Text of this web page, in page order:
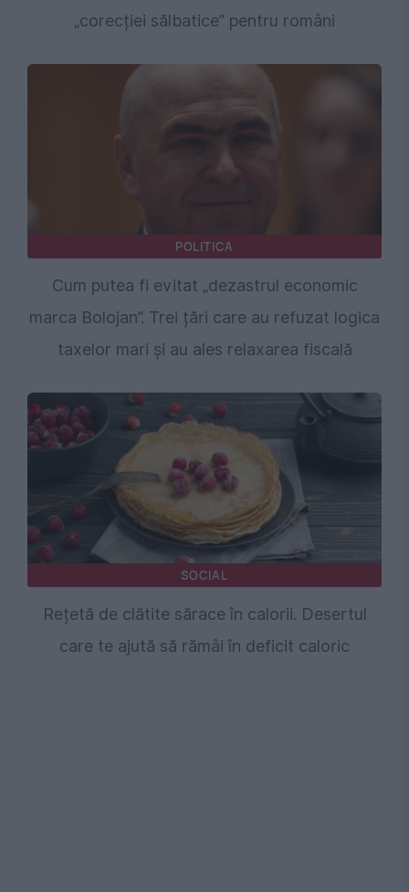
„corecției sălbatice” pentru români
POLITICA
Cum putea fi evitat „dezastrul economic
marca Bolojan”. Trei țări care au refuzat logica
taxelor mari și au ales relaxarea fiscală
SOCIAL
Rețetă de clătite sărace în calorii. Desertul
care te ajută să rămâi în deficit caloric